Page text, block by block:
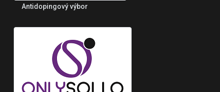
Antidopingový výbor